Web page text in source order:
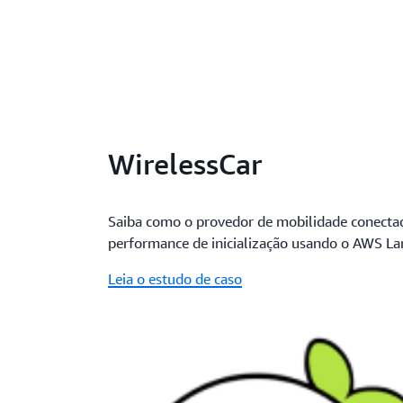
WirelessCar
Saiba como o provedor de mobilidade
performance de inicialização usando o AWS
Leia o estudo de caso